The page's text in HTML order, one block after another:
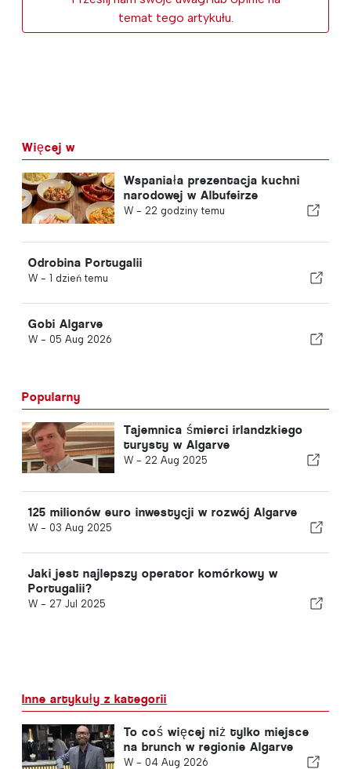
temat tego artykułu.
Więcej w
Wspaniała prezentacja kuchni
narodowej w Albufeirze
W - 22 godziny temu
Odrobina Portugalii
W - 1 dzień temu
Gobi Algarve
W - 05 Aug 2026
Popularny
Tajemnica śmierci irlandzkiego
turysty w Algarve
W - 22 Aug 2025
125 milionów euro inwestycji w rozwój Algarve
W - 03 Aug 2025
Jaki jest najlepszy operator komórkowy w
Portugalii?
W - 27 Jul 2025
Inne artykuły z kategorii
To coś więcej niż tylko miejsce
na brunch w regionie Algarve
W - 04 Aug 2026